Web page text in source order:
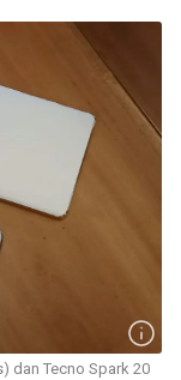
dan Tecno Spark 20